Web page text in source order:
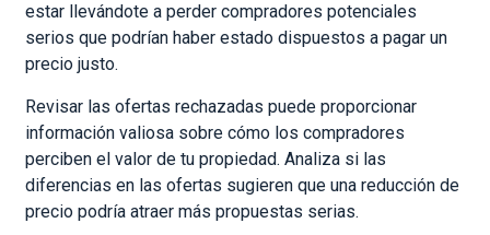
estar llevándote a perder compradores potenciales
serios que podrían haber estado dispuestos a pagar un
precio justo.
Revisar las ofertas rechazadas puede proporcionar
información valiosa sobre cómo los compradores
perciben el valor de tu propiedad. Analiza si las
diferencias en las ofertas sugieren que una reducción de
precio podría atraer más propuestas serias.